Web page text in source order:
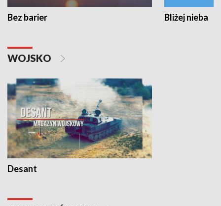
Bez barier Bliżej nieba
WOJSKO
Desant